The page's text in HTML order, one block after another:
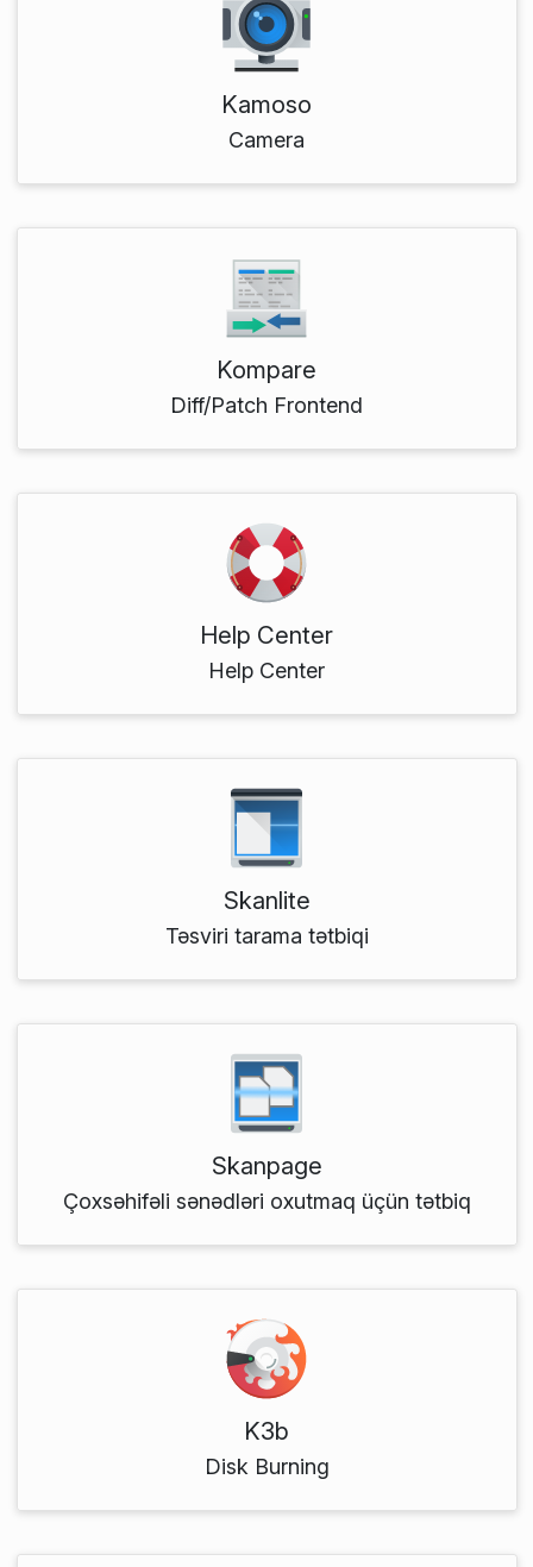
Kamoso
Camera
Kompare
Diff/Patch Frontend
Help Center
Help Center
Skanlite
Təsviri tarama tətbiqi
Skanpage
Çoxsəhifəli sənədləri oxutmaq üçün tətbiq
K3b
Disk Burning